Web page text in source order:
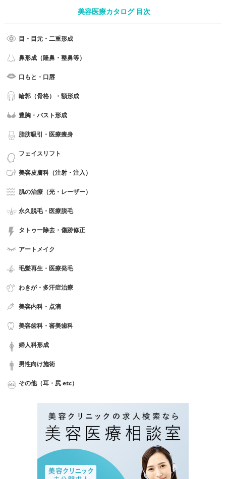
美容医療カタログ 目次
目・目元・二重形成
鼻形成（隆鼻・整鼻等）
口もと・口唇
輪郭（骨格）・額形成
豊胸・バスト形成
脂肪吸引・医療痩身
フェイスリフト
美容皮膚科（注射・注入）
肌の治療（光・レーザー）
永久脱毛・医療脱毛
タトゥー除去・傷跡修正
アートメイク
毛髪再生・医療発毛
わきが・多汗症治療
美容内科・点滴
美容歯科・審美歯科
婦人科形成
男性向け施術
その他（耳・尻 etc）